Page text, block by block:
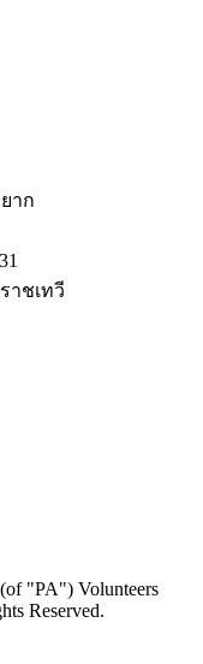
าก
าชเทวี
"PA") Volunteers
Reserved.